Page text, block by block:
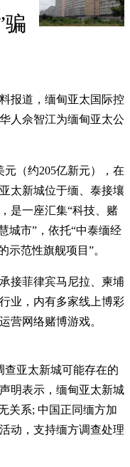
骗
报道，缅甸亚太国际控
人佘智江为缅甸亚太公
元（约205亿新元），在
太新城位于缅、泰接壤
是一座汇集“科技、赌
城市”，依托“中泰缅经
示范性旗舰项目”。
接菲律宾马尼拉、柬埔
业，内有多家线上博彩
营网络赌博游戏。
查亚太新城可能存在的
明表示，缅甸亚太新城
关系; 中国正同缅方加
动，支持缅方调查处理